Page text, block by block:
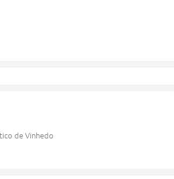
de Vinhedo